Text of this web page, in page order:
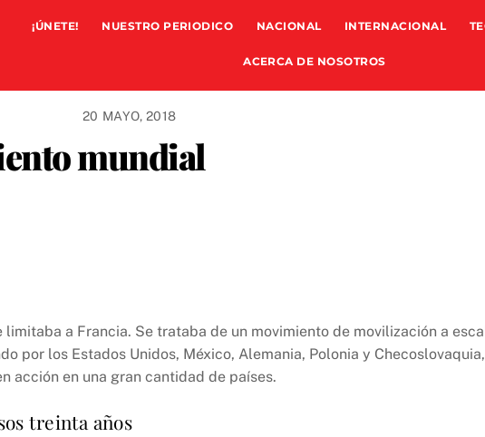
¡ÚNETE! NUESTRO PERIODICO NACIONAL INTERNACIONAL
ACERCA DE NOSOTROS
20 MAYO, 2018
mundial
limitaba a Francia. Se trataba de un movimiento de movilización a
por los Estados Unidos, México, Alemania, Polonia y
acción en una gran cantidad de países.
treinta años